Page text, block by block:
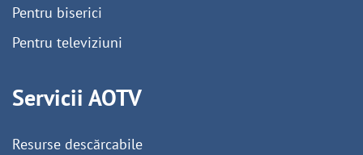
Pentru biserici
Pentru televiziuni
Servicii AOTV
Resurse descărcabile